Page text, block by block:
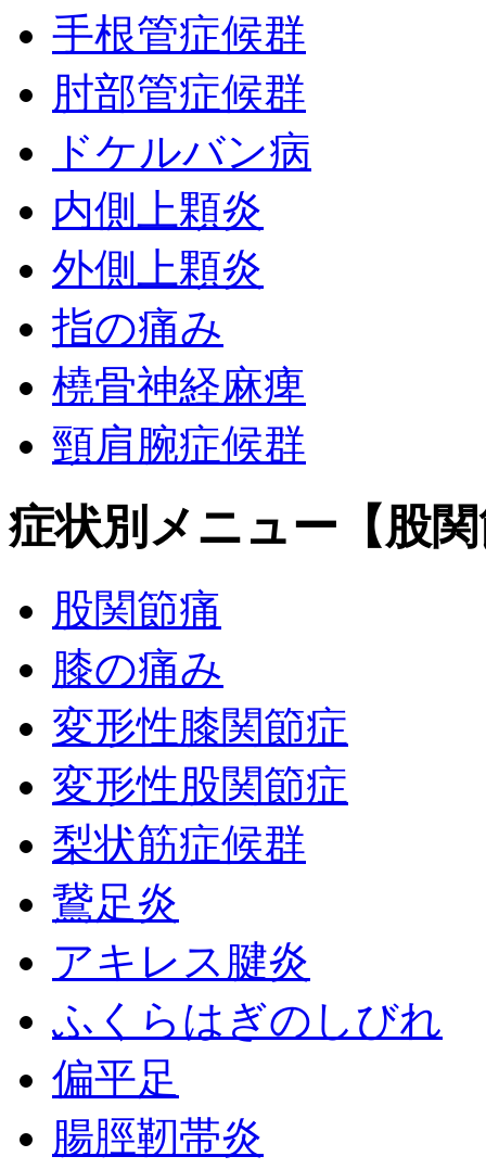
手根管症候群
肘部管症候群
ドケルバン病
内側上顆炎
外側上顆炎
指の痛み
橈骨神経麻痺
頸肩腕症候群
症状別メニュー【股
股関節痛
膝の痛み
変形性膝関節症
変形性股関節症
梨状筋症候群
鵞足炎
アキレス腱炎
ふくらはぎのしびれ
偏平足
腸脛靭帯炎